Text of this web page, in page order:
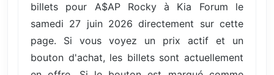
billets pour A$AP Rocky à Kia Forum le
samedi 27 juin 2026 directement sur cette
page. Si vous voyez un prix actif et un
bouton d'achat, les billets sont actuellement